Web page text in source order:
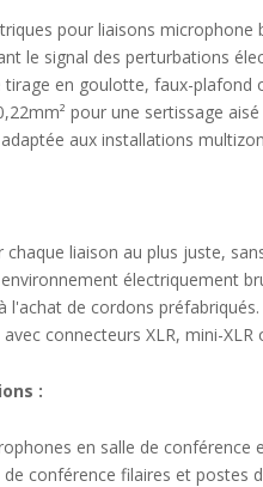
pour liaisons microphone
le signal des perturbations
tirage en goulotte, faux-plafond
pour une sertissage
aux installations
liaison au plus juste,
électriquement
l'achat de cordons préfabriqués.
connecteurs XLR, mini-XLR
:
en salle de conférence
conférence filaires et postes